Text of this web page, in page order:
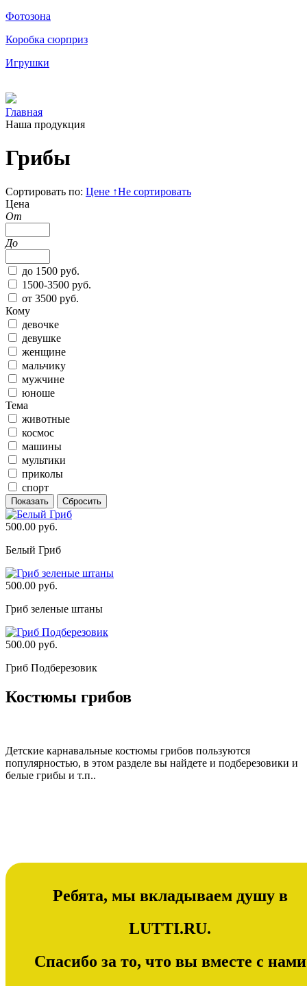
Фотозона
Коробка сюрприз
Игрушки
Главная
Наша продукция
Грибы
Сортировать по: Цене ↑Не сортировать
Цена
От
До
до 1500 руб.
1500-3500 руб.
от 3500 руб.
Кому
девочке
девушке
женщине
мальчику
мужчине
юноше
Тема
животные
космос
машины
мультики
приколы
спорт
500.00 руб.
Белый Гриб
500.00 руб.
Гриб зеленые штаны
500.00 руб.
Гриб Подберезовик
Костюмы грибов
Детские карнавальные костюмы грибов пользуются
популярностью, в этом разделе вы найдете и подберезовики и
белые грибы и т.п..
Ребята, мы вкладываем душу в
LUTTI.RU.
Спасибо за то, что вы вместе с нами